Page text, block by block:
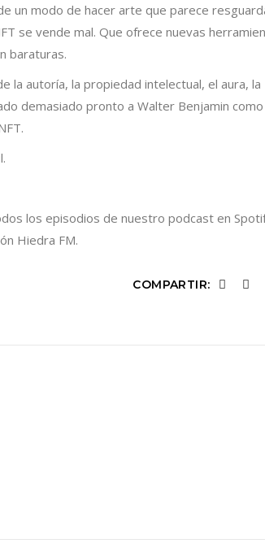
un modo de hacer arte que parece
se vende mal. Que ofrece nuevas
baraturas.
la autoría, la propiedad intelectual, el aura, la
demasiado pronto a Walter Benjamin como
los episodios de nuestro podcast en
Hiedra FM.
COMPARTIR: